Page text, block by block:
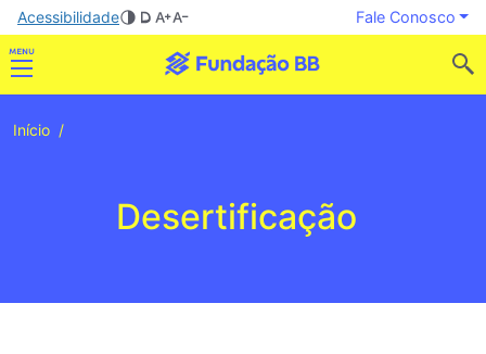
Acessibilidade Fale Conosco
Início
Desertificação